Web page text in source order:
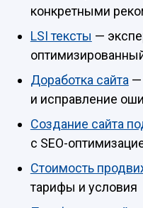
конкретными
LSI тексты —
Доработка сайта —
и исправление
Создание сайта
с SEO-
Стоимость
тарифы и условия